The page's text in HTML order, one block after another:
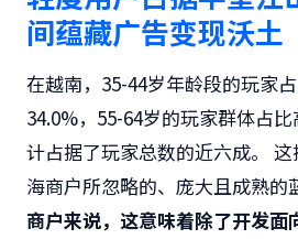
间蕴藏广告变现沃土
在越南，35-44岁年龄段的玩家
34.0%，55-64岁的玩家群体占
计占据了玩家总数的近六成。
海商户所忽略的、庞大且成熟的
商户来说，这意味着除了开发面